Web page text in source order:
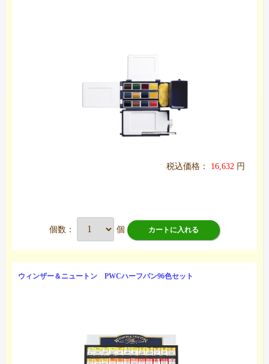
税込価格： 16,632 円
個数： 個 カートに入れる
ウィンザー＆ニュートン PWCハーフパン96色セット